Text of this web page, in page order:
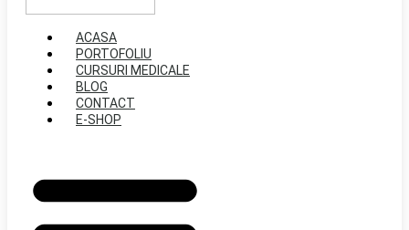
ACASA
PORTOFOLIU
CURSURI MEDICALE
BLOG
CONTACT
E-SHOP